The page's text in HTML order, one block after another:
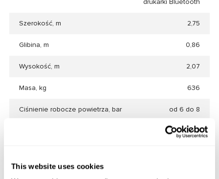
This website uses cookies
Szerokość, m 2,75
Glibina, m 0,86
Wysokość, m 2,07
Masa, kg 636
Ciśnienie robocze powietrza, bar od 6 do 8
200
Płyn roboczy